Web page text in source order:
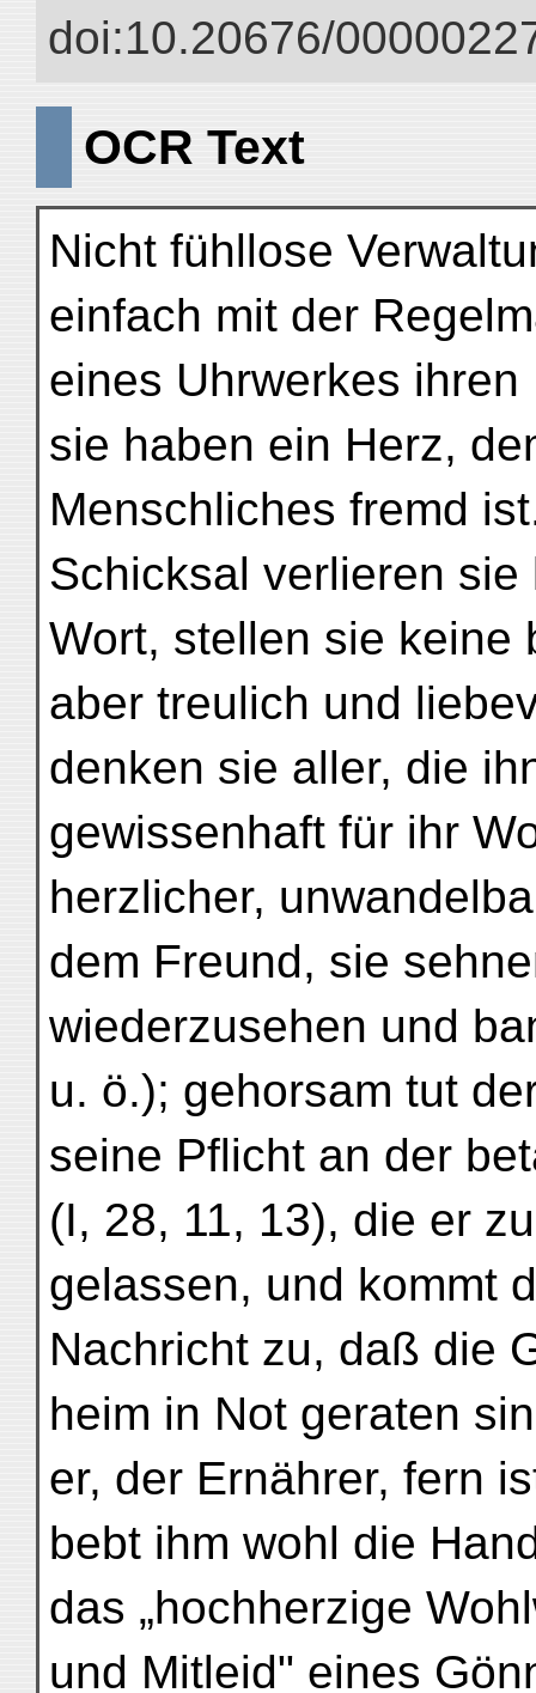
doi:10.20676/
OCR Text
Nicht fühllose
einfach mit der
eines Uhrwerkes
sie haben ein Herz,
Menschliches fremd
Schicksal verlieren sie
Wort, stellen sie keine
aber treulich und
denken sie aller, die
gewissenhaft für ihr
herzlicher,
dem Freund, sie
wiederzusehen und
u. ö.); gehorsam tut
seine Pflicht an der
(I, 28, 11, 13), die er
gelassen, und kommt
Nachricht zu, daß die
heim in Not geraten
er, der Ernährer, fern
bebt ihm wohl die
das „hochherzige
und Mitleid" eines